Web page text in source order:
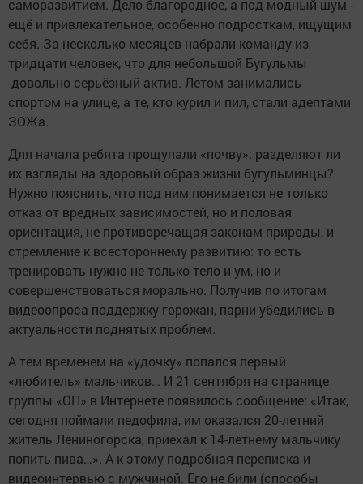
саморазвитием. Дело благородное, а под модный шум -
ещё и привлекательное, особенно подросткам, ищущим
себя. За несколько месяцев набрали команду из
тридцати человек, что для небольшой Бугульмы
-довольно серьёзный актив. Летом занимались
спортом на улице, а те, кто курил и пил, стали адептами
ЗОЖа.
Для начала ребята прощупали «почву»: разделяют ли
их взгляды на здоровый образ жизни бугульминцы?
Нужно пояснить, что под ним понимается не только
отказ от вредных зависимостей, но и половая
ориентация, не противоречащая законам природы, и
стремление к всестороннему развитию: то есть
тренировать нужно не только тело и ум, но и
совершенствоваться морально. Получив по итогам
видеоопроса поддержку горожан, парни убедились в
актуальности поднятых проблем.
А тем временем на «удочку» попался первый
«любитель» мальчиков… И 21 сентября на странице
группы «ОП» в Интернете появилось сообщение: «Итак,
сегодня поймали педофила, им оказался 20-летний
житель Лениногорска, приехал к 14-летнему мальчику
попить пива…». А к этому подробная переписка и
видеоинтервью с мужчиной. Его не били (способы